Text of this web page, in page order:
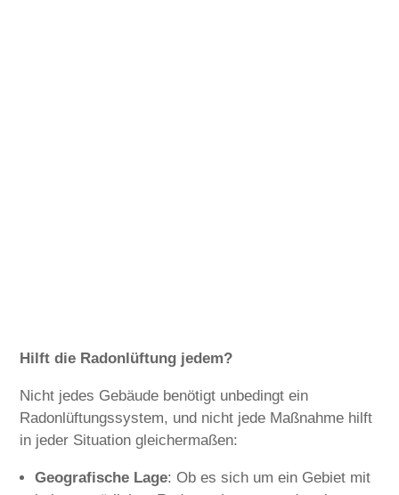
Hilft die Radonlüftung jedem?
Nicht jedes Gebäude benötigt unbedingt ein
Radonlüftungssystem, und nicht jede Maßnahme hilft
in jeder Situation gleichermaßen:
Geografische Lage: Ob es sich um ein Gebiet mit